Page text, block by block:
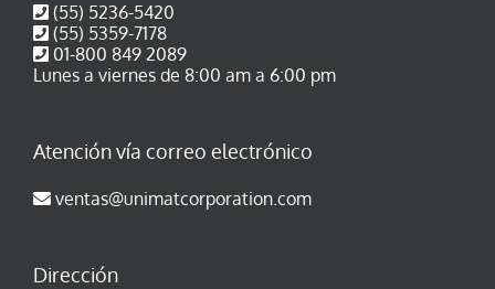
(55) 5236-5420
(55) 5359-7178
01-800 849 2089
Lunes a viernes de 8:00 am a 6:00 pm
Atención vía correo electrónico
ventas@unimatcorporation.com
Dirección